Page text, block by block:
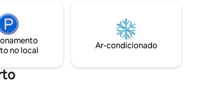
combinação perfeita de vistas e
proximidade ao acesso à montanha, ao
mesmo tempo em que proporciona a
tranquilidade silenciosa de um
no local
Ar-condicionado